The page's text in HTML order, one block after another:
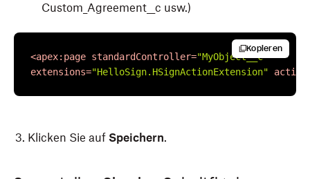
Custom_Agreement__c usw.)
Kopieren
<apex:page standardController="MyObject__c"
extensions="HelloSign.HSignActionExtension" action
Klicken Sie auf Speichern.